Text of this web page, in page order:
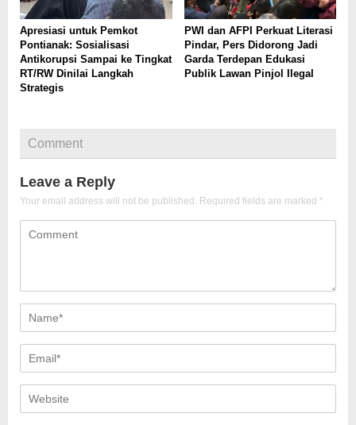
Apresiasi untuk Pemkot
Pontianak: Sosialisasi
Antikorupsi Sampai ke Tingkat
RT/RW Dinilai Langkah
Strategis
PWI dan AFPI Perkuat Literasi
Pindar, Pers Didorong Jadi
Garda Terdepan Edukasi
Publik Lawan Pinjol Ilegal
Comment
Leave a Reply
Your email address will not be published. Required fields are marked *